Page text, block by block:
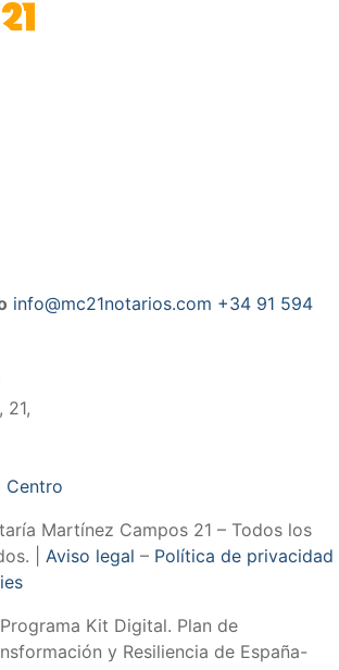
info@mc21notarios.com +34 91 594
21,
Centro
Martínez Campos 21 – Todos los
| Aviso legal – Política de privacidad
Kit Digital. Plan de
y Resiliencia de España-